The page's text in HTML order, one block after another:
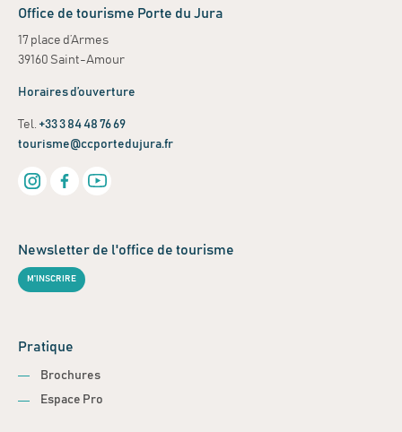
Office de tourisme Porte du Jura
17 place d’Armes
39160 Saint-Amour
Horaires d’ouverture
Tel. +33 3 84 48 76 69
tourisme@ccportedujura.fr
Newsletter de l'office de tourisme
M'INSCRIRE
Pratique
Brochures
Espace Pro